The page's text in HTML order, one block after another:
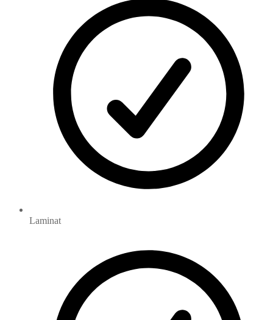
Laminat